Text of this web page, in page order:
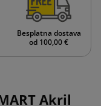
Besplatna dostava
od 100,00 €
Akril